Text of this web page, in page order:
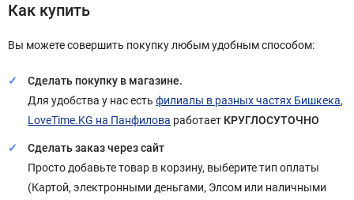
Как купить
Вы можете совершить покупку любым удобным способом:
Сделать покупку в магазине.
Для удобства у нас есть филиалы в разных частях Бишкека,
LoveTime.KG на Панфилова работает КРУГЛОСУТОЧНО
Сделать заказ через сайт
Просто добавьте товар в корзину, выберите тип оплаты
(Картой, электронными деньгами, Элсом или наличными